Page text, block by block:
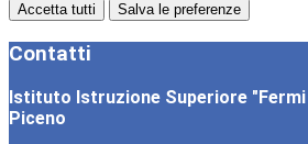
Accetta tutti Salva le preferenze
Contatti
Istituto Istruzione Superiore
Piceno